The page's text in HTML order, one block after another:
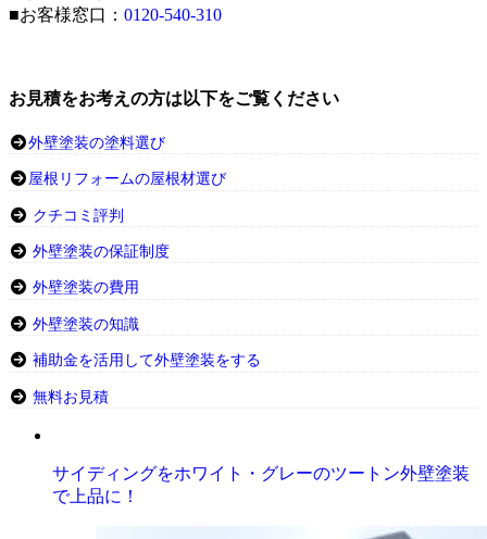
■お客様窓口： 0120-540-310
お見積をお考えの方は以下をご覧ください
外壁塗装の塗料選び
屋根リフォームの屋根材選び
クチコミ評判
外壁塗装の保証制度
外壁塗装の費用
外壁塗装の知識
補助金を活用して外壁塗装をする
無料お見積
サイディングをホワイト・グレーのツートン外壁塗装
で上品に！